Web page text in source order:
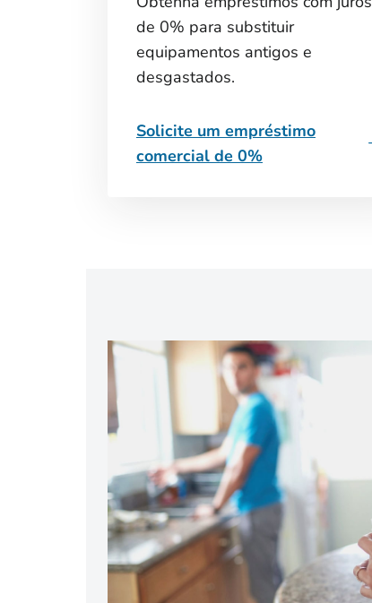
de 0% para substituir
equipamentos antigos e
desgastados.
Solicite um empréstimo
comercial de 0%